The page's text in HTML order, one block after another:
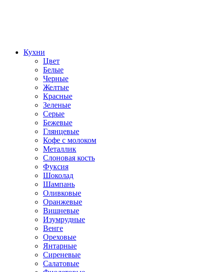
Кухни
Цвет
Белые
Черные
Желтые
Красные
Зеленые
Серые
Бежевые
Глянцевые
Кофе с молоком
Металлик
Слоновая кость
Фуксия
Шоколад
Шампань
Оливковые
Оранжевые
Вишневые
Изумрудные
Венге
Ореховые
Янтарные
Сиреневые
Салатовые